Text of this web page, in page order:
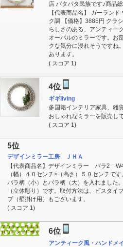
店 パタパタ民族です♪商品
【代表商品名】 ガーラン
ク調 【価格】3885円 クラ
らしさのある、アンティー
オーバルのミラーです。お
クな気分に浸れそうですね
あります。
( スコア 1)
4位
ギギliving
多国籍インテリア家具、雑
おしゃれなミラーを販売し
( スコア 1)
5位
デザインミラー工房 ＪＨＡ
【代表商品名】デザインミラー バラ2
（幅）４０センチ×（高さ）５０センチで
バラ柄（小）とバラ柄（大）を入れました
（立体彫り）です。取付方法は、ビスタイ
プ（壁掛け用）もございます。
( スコア 1)
6位
アンティーク風・ハンド